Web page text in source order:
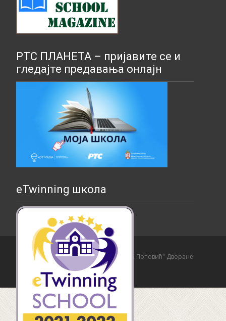
РТС ПЛАНЕТА – пријавите се и
гледајте предавања онлајн
eTwinning школа
Copyright © Основна школа "Страхиња Поповић" Дворане
Izrada sajta i hosting:
Hosting-Srbija